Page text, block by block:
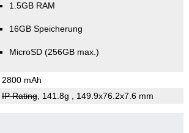
1.5GB RAM
16GB Speicherung
MicroSD (256GB max.)
2800 mAh
IP Rating, 141.8g , 149.9x76.2x7.6 mm